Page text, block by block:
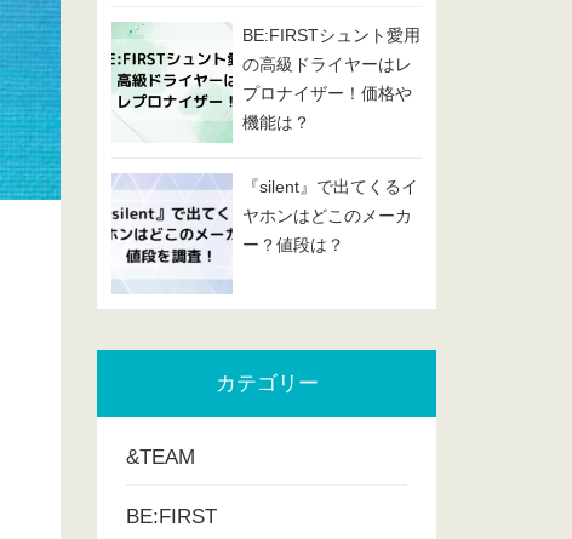
BE:FIRSTシュント愛用
の高級ドライヤーはレ
プロナイザー！価格や
機能は？
『silent』で出てくるイ
ヤホンはどこのメーカ
ー？値段は？
カテゴリー
&TEAM
BE:FIRST